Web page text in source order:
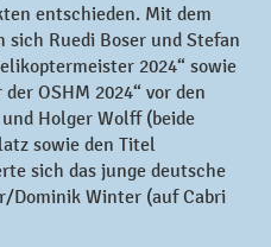
entschieden. Mit dem
sich Ruedi Boser und Stefan
2024“ sowie
OSHM 2024“ vor den
Holger Wolff (beide
sowie den Titel
sich das junge deutsche
Dominik Winter (auf Cabri